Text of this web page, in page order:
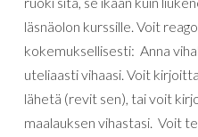
läsnäolon kurssille. Voit
kokemuksellisesti: Anna
uteliaasti vihaasi. Voit
lähetä (revit sen), taivoit
maalauksen vihastasi. Voit